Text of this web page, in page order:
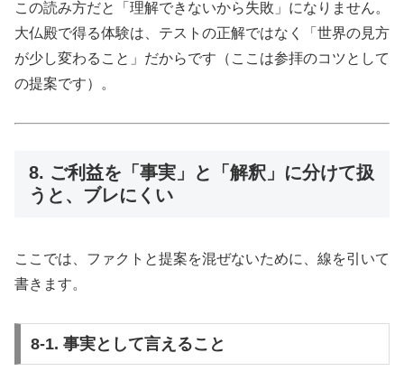
この読み方だと「理解できないから失敗」になりません。
大仏殿で得る体験は、テストの正解ではなく「世界の見方
が少し変わること」だからです（ここは参拝のコツとして
の提案です）。
8. ご利益を「事実」と「解釈」に分けて扱
うと、ブレにくい
ここでは、ファクトと提案を混ぜないために、線を引いて
書きます。
8-1. 事実として言えること